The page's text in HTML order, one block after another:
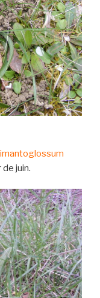
de juin.